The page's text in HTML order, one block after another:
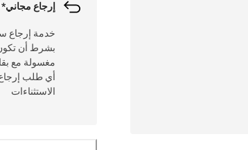
إرجاع مجاني*
بشرط أن
مغسولة مع
أي طلب
الاستثناءات